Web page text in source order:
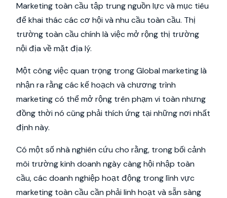
Marketing toàn cầu tập trung nguồn lực và mục tiêu
để khai thác các cơ hội và nhu cầu toàn cầu. Thị
trường toàn cầu chính là việc mở rộng thị trường
nội địa về mặt địa lý.
Một công việc quan trọng trong Global marketing là
nhận ra rằng các kế hoạch và chương trình
marketing có thể mở rộng trên phạm vi toàn nhưng
đồng thời nó cũng phải thích ứng tại những nơi nhất
định này.
Có một số nhà nghiên cứu cho rằng, trong bối cảnh
môi trường kinh doanh ngày càng hội nhập toàn
cầu, các doanh nghiệp hoạt động trong lĩnh vực
marketing toàn cầu cần phải linh hoạt và sẵn sàng